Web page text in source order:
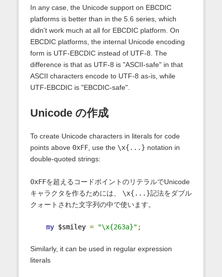
In any case, the Unicode support on EBCDIC
platforms is better than in the 5.6 series, which
didn't work much at all for EBCDIC platform. On
EBCDIC platforms, the internal Unicode encoding
form is UTF-EBCDIC instead of UTF-8. The
difference is that as UTF-8 is "ASCII-safe" in that
ASCII characters encode to UTF-8 as-is, while
UTF-EBCDIC is "EBCDIC-safe".
Unicode の作成
To create Unicode characters in literals for code
points above 0xFF, use the \x{...} notation in
double-quoted strings:
0xFFを超えるコードポイントのリテラルでUnicode
キャラクタを作るためには、 \x{...}記法をダブル
クォートされた文字列の中で使います。
my $smiley = "\x{263a}" ;
Similarly, it can be used in regular expression
literals